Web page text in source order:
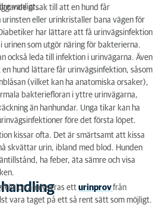
vanligt.orsak till att en hund får
eller urinkristaller bana vägen för
har lättare att få urinvägsinfektion
urinen som utgör näring för bakterierna.
också leda till infektion i urinvägarna. Även
hund lättare får urinvägsinfektion, såsom
(vilket kan ha anatomiska orsaker),
bakteriefloran i yttre urinvägarna,
än hanhundar. Unga tikar kan ha
före det första löpet.
kissar ofta. Det är smärtsamt att kissa
skvättar urin, ibland med blod. Hunden
ha feber, äta sämre och visa
analyseras ett urinprovfrån
vara taget på ett så rent sätt som möjligt.